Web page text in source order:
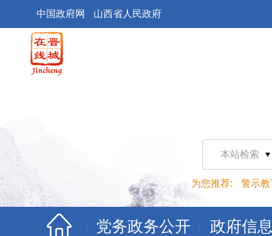
中国政府网 山西省人民政府
本站检索
为您推荐: 警示教
党务政务公开 政府信